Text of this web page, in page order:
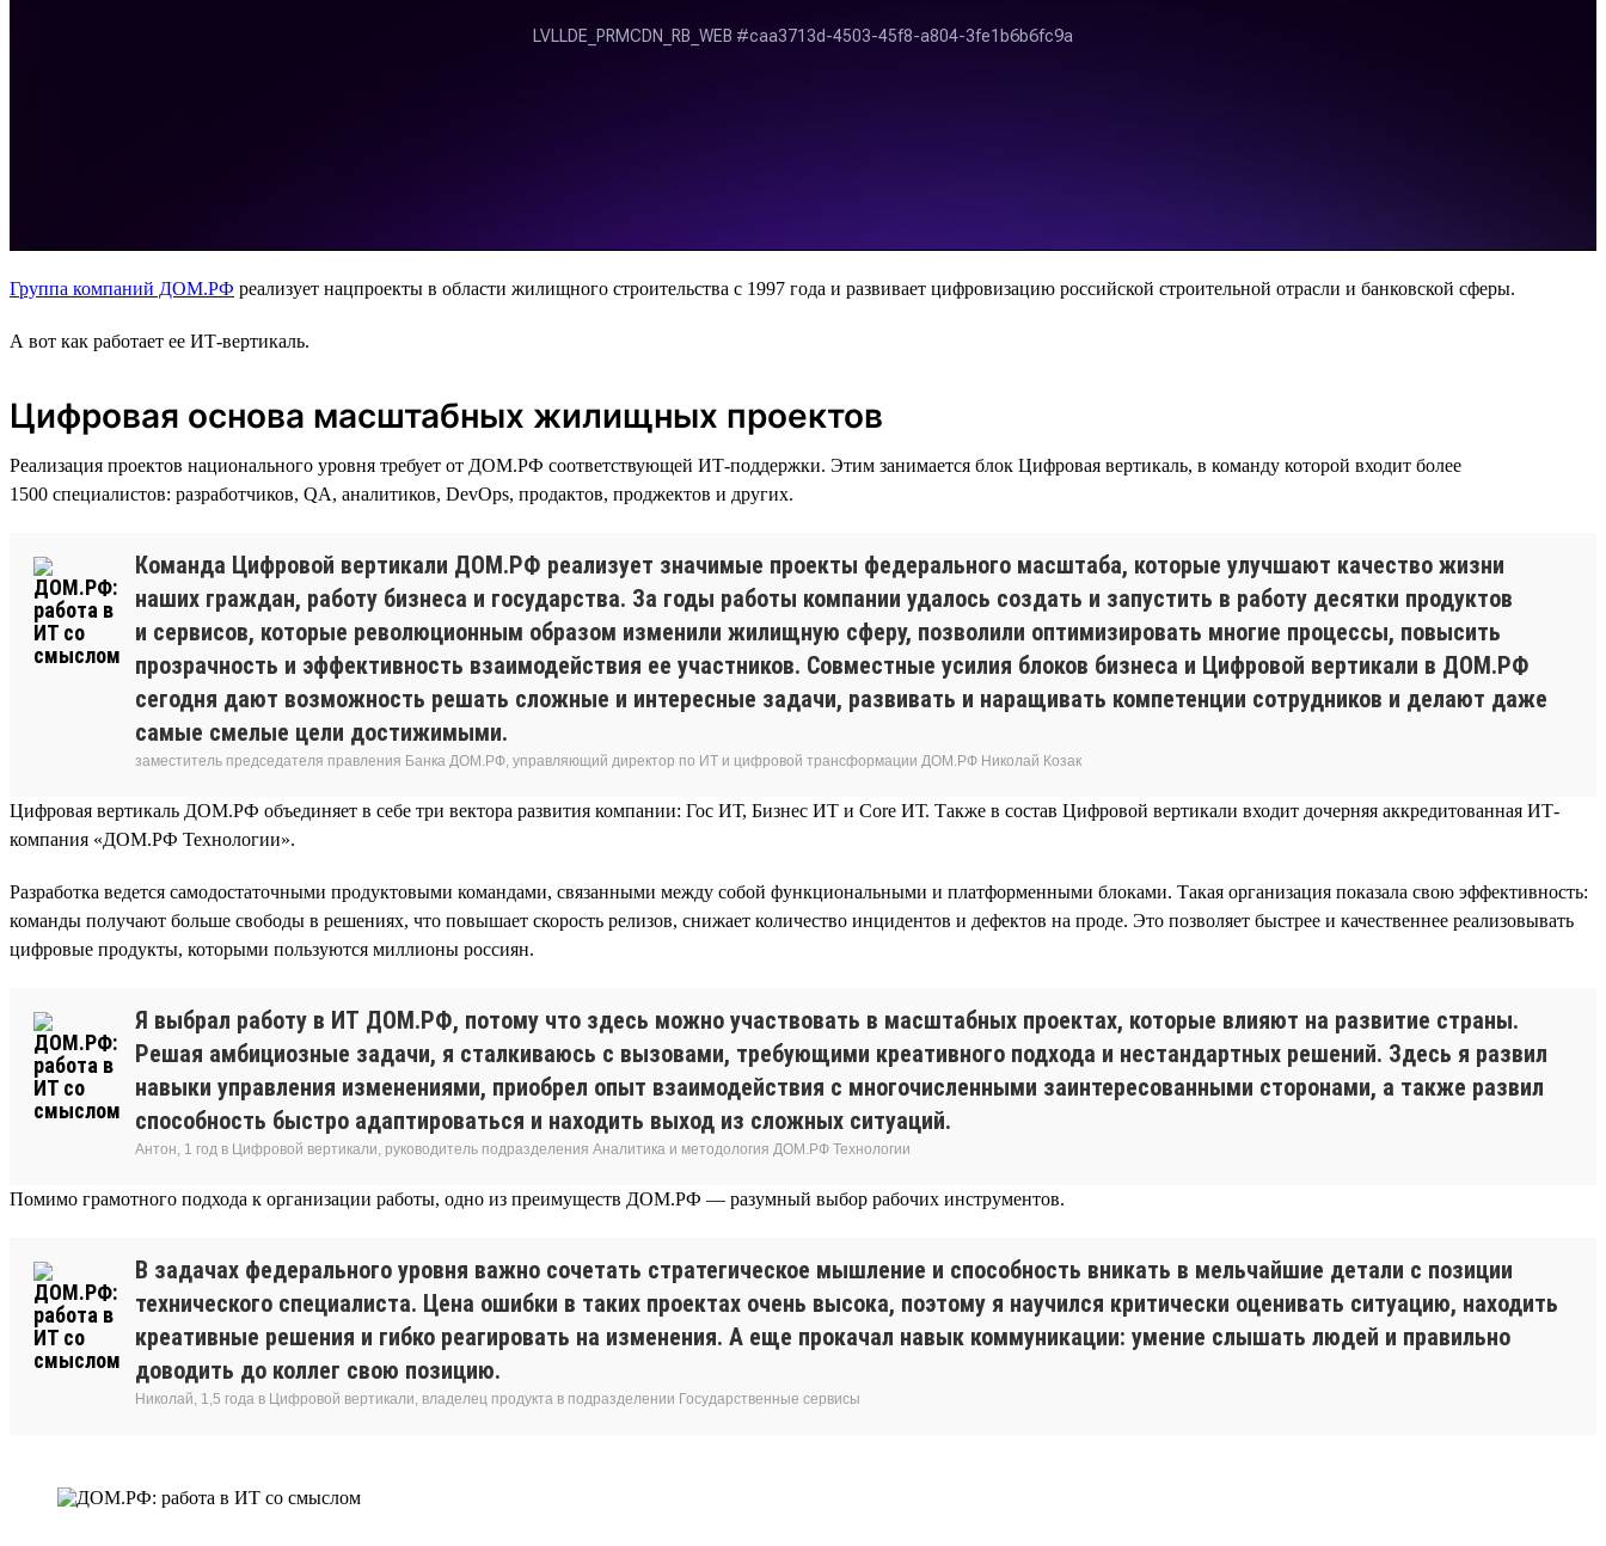
Группа компаний ДОМ.РФ реализует нацпроекты в области жилищного строительства с 1997 года и развивает цифровизацию российской строительной отрасли и банковской сферы.
А вот как работает ее ИТ-вертикаль.
Цифровая основа масштабных жилищных проектов
Реализация проектов национального уровня требует от ДОМ.РФ соответствующей ИТ-поддержки. Этим занимается блок Цифровая вертикаль, в команду которой входит более
1500 специалистов: разработчиков, QA, аналитиков, DevOps, продактов, проджектов и других.
Команда Цифровой вертикали ДОМ.РФ реализует значимые проекты федерального масштаба, которые улучшают качество жизни
наших граждан, работу бизнеса и государства. За годы работы компании удалось создать и запустить в работу десятки продуктов
и сервисов, которые революционным образом изменили жилищную сферу, позволили оптимизировать многие процессы, повысить
прозрачность и эффективность взаимодействия ее участников. Совместные усилия блоков бизнеса и Цифровой вертикали в ДОМ.РФ
сегодня дают возможность решать сложные и интересные задачи, развивать и наращивать компетенции сотрудников и делают даже
самые смелые цели достижимыми.
заместитель председателя правления Банка ДОМ.РФ, управляющий директор по ИТ и цифровой трансформации ДОМ.РФ Николай Козак
Цифровая вертикаль ДОМ.РФ объединяет в себе три вектора развития компании: Гос ИТ, Бизнес ИТ и Core ИТ. Также в состав Цифровой вертикали входит дочерняя аккредитованная ИТ-
компания «ДОМ.РФ Технологии».
Разработка ведется самодостаточными продуктовыми командами, связанными между собой функциональными и платформенными блоками. Такая организация показала свою эффективность:
команды получают больше свободы в решениях, что повышает скорость релизов, снижает количество инцидентов и дефектов на проде. Это позволяет быстрее и качественнее реализовывать
цифровые продукты, которыми пользуются миллионы россиян.
Я выбрал работу в ИТ ДОМ.РФ, потому что здесь можно участвовать в масштабных проектах, которые влияют на развитие страны.
Решая амбициозные задачи, я сталкиваюсь с вызовами, требующими креативного подхода и нестандартных решений. Здесь я развил
навыки управления изменениями, приобрел опыт взаимодействия с многочисленными заинтересованными сторонами, а также развил
способность быстро адаптироваться и находить выход из сложных ситуаций.
Антон, 1 год в Цифровой вертикали, руководитель подразделения Аналитика и методология ДОМ.РФ Технологии
Помимо грамотного подхода к организации работы, одно из преимуществ ДОМ.РФ — разумный выбор рабочих инструментов.
В задачах федерального уровня важно сочетать стратегическое мышление и способность вникать в мельчайшие детали с позиции
технического специалиста. Цена ошибки в таких проектах очень высока, поэтому я научился критически оценивать ситуацию, находить
креативные решения и гибко реагировать на изменения. А еще прокачал навык коммуникации: умение слышать людей и правильно
доводить до коллег свою позицию.
Николай, 1,5 года в Цифровой вертикали, владелец продукта в подразделении Государственные сервисы